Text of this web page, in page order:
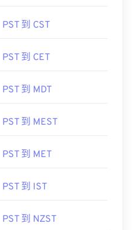
PST 到 CST
PST 到 CET
PST 到 MDT
PST 到 MEST
PST 到 MET
PST 到 IST
PST 到 NZST